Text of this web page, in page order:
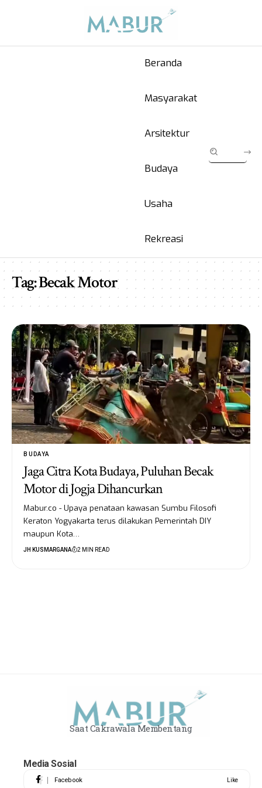
Beranda
Masyarakat
Arsitektur
Budaya
Usaha
Rekreasi
Tag:Becak Motor
BUDAYA
Jaga Citra Kota Budaya, Puluhan Becak
Motor di Jogja Dihancurkan
Mabur.co - Upaya penataan kawasan Sumbu Filosofi
Keraton Yogyakarta terus dilakukan Pemerintah DIY
maupun Kota…
JH KUSMARGANA 2 MIN READ
Saat Cakrawala Membentang
Media Sosial
Facebook Like